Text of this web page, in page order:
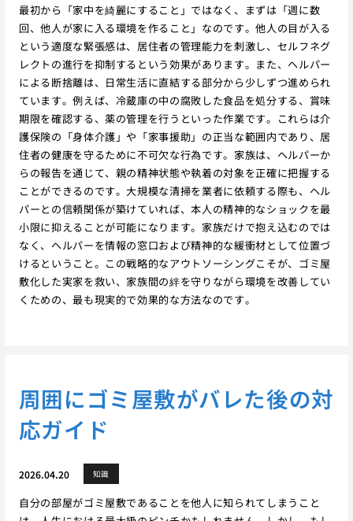
最初から「家中を綺麗にすること」ではなく、まずは「週に数
回、他人が家に入る環境を作ること」なのです。他人の目が入る
という適度な緊張感は、居住者の管理能力を刺激し、セルフネグ
レクトの進行を抑制するという効果があります。また、ヘルパー
による断捨離は、日常生活に直結する部分から少しずつ進められ
ています。例えば、冷蔵庫の中の腐敗した食品を処分する、賞味
期限を確認する、薬の管理を行うといった作業です。これらは介
護保険の「身体介護」や「家事援助」の正当な範囲内であり、居
住者の健康を守るために不可欠な行為です。家族は、ヘルパーか
らの報告を通じて、親の精神状態や執着の対象を正確に把握する
ことができるのです。大規模な清掃を業者に依頼する際も、ヘル
パーとの信頼関係が築けていれば、本人の精神的なショックを最
小限に抑えることが可能になります。家族だけで抱え込むのでは
なく、ヘルパーを情報の窓口および精神的な緩衝材として位置づ
けるということ。この戦略的なアウトソーシングこそが、ゴミ屋
敷化した実家を救い、家族間の絆を守りながら環境を改善してい
くための、最も現実的で効果的な方法なのです。
周囲にゴミ屋敷がバレた後の対
応ガイド
2026.04.20 知識
自分の部屋がゴミ屋敷であることを他人に知られてしまうこと